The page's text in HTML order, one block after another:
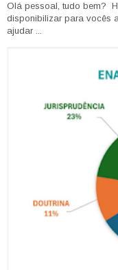
Olá pessoal, tudo bem?
disponibilizar para vocês
ajudar ...